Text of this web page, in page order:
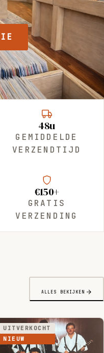
48u
GEMIDDELDE
VERZENDTIJD
€150+
GRATIS
VERZENDING
ALLES BEKIJKEN
UITVERKOCHT
NIEUW